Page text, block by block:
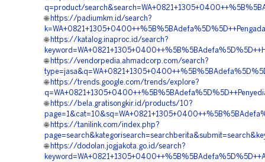
q=product/
🌐 https://padiumkm.id/search?
🌐 https://katalog.inaproc.id/search?
🌐 https://vendorpedia.ahmadcorp.com/search?
🌐 https://trends.google.com/trends/explore?
🌐 https://bela.gratisongkir.id/products/10?
🌐 https://tanilink.com/index.php?
🌐 https://dodolan.jogjakota.go.id/search?